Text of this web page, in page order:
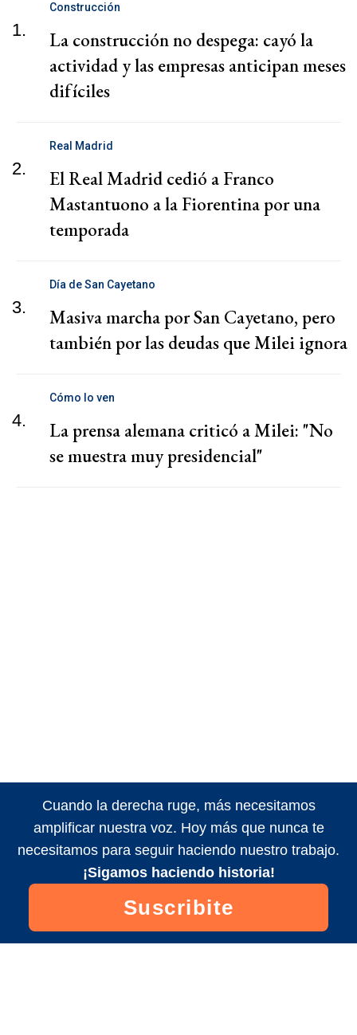
1.
Construcción
La construcción no despega: cayó la
actividad y las empresas anticipan meses
difíciles
2.
Real Madrid
El Real Madrid cedió a Franco
Mastantuono a la Fiorentina por una
temporada
3.
Día de San Cayetano
Masiva marcha por San Cayetano, pero
también por las deudas que Milei ignora
4.
Cómo lo ven
La prensa alemana criticó a Milei: "No
se muestra muy presidencial"
Cuando la derecha ruge, más necesitamos
amplificar nuestra voz. Hoy más que nunca te
necesitamos para seguir haciendo nuestro trabajo.
¡Sigamos haciendo historia!
Suscribite